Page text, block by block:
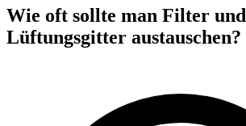
Wie oft sollte man Filter und
Lüftungsgitter austauschen?